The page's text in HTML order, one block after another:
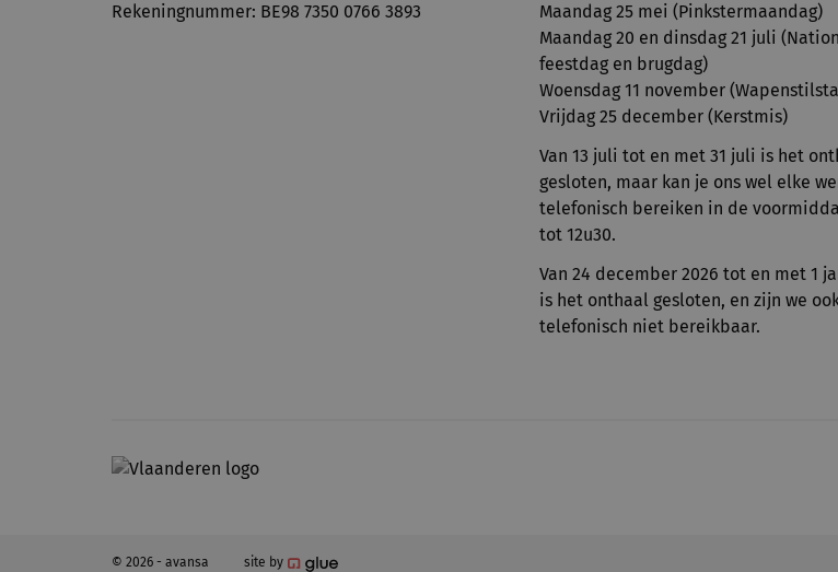
Rekeningnummer: BE98 7350 0766 3893
Maandag 25 mei (Pinkstermaandag)
Maandag 20 en dinsdag 21 juli
feestdag en brugdag)
Woensdag 11 november
Vrijdag 25 december (Kerstmis)
Van 13 juli tot en met 31 juli is het
gesloten, maar kan je ons wel elke
telefonisch bereiken in de
tot 12u30.
Van 24 december 2026 tot en met 1
is het onthaal gesloten, en zijn we
telefonisch niet bereikbaar.
© 2026 - avansa site by